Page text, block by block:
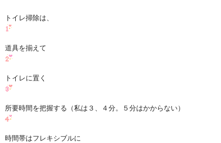
トイレ掃除は、
道具を揃えて
トイレに置く
所要時間を把握する（私は３、４分。５分はかからない）
時間帯はフレキシブルに